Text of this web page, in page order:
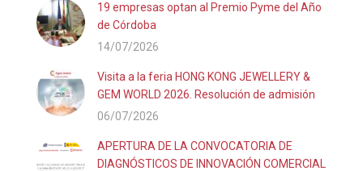
19 empresas optan al Premio Pyme del Año
de Córdoba
14/07/2026
Visita a la feria HONG KONG JEWELLERY &
GEM WORLD 2026. Resolución de admisión
06/07/2026
APERTURA DE LA CONVOCATORIA DE
DIAGNÓSTICOS DE INNOVACIÓN COMERCIAL